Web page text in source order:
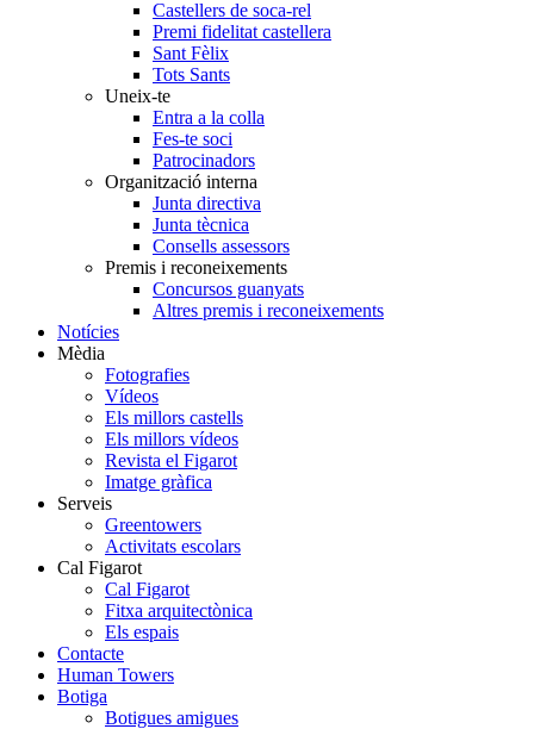
Castellers de soca-rel
Premi fidelitat castellera
Sant Fèlix
Tots Sants
Uneix-te
Entra a la colla
Fes-te soci
Patrocinadors
Organització interna
Junta directiva
Junta tècnica
Consells assessors
Premis i reconeixements
Concursos guanyats
Altres premis i reconeixements
Notícies
Mèdia
Fotografies
Vídeos
Els millors castells
Els millors vídeos
Revista el Figarot
Imatge gràfica
Serveis
Greentowers
Activitats escolars
Cal Figarot
Cal Figarot
Fitxa arquitectònica
Els espais
Contacte
Human Towers
Botiga
Botigues amigues